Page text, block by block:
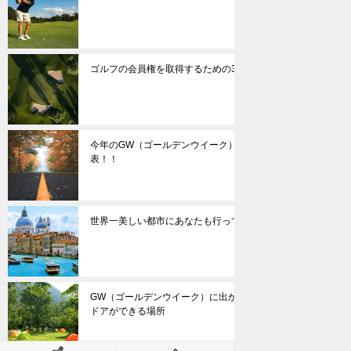
ゴルフの会員権を取得するための3つの取得方法
今年のGW（ゴールデンウイーク）の人気の旅行先発
表！！
世界一美しい都市にあなたも行ってみませんか？
GW（ゴールデンウイーク）に出かけたい！お手軽アウト
ドアができる場所